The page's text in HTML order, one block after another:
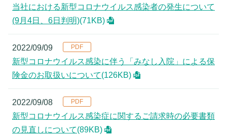
当社における新型コロナウイルス感染者の発生について
(9月4日、6日判明)(71KB)
2022/09/09
新型コロナウイルス感染に伴う「みなし入院」による保
険金のお取扱いについて(126KB)
2022/09/08
新型コロナウイルス感染症に関するご請求時の必要書類
の見直しについて(89KB)